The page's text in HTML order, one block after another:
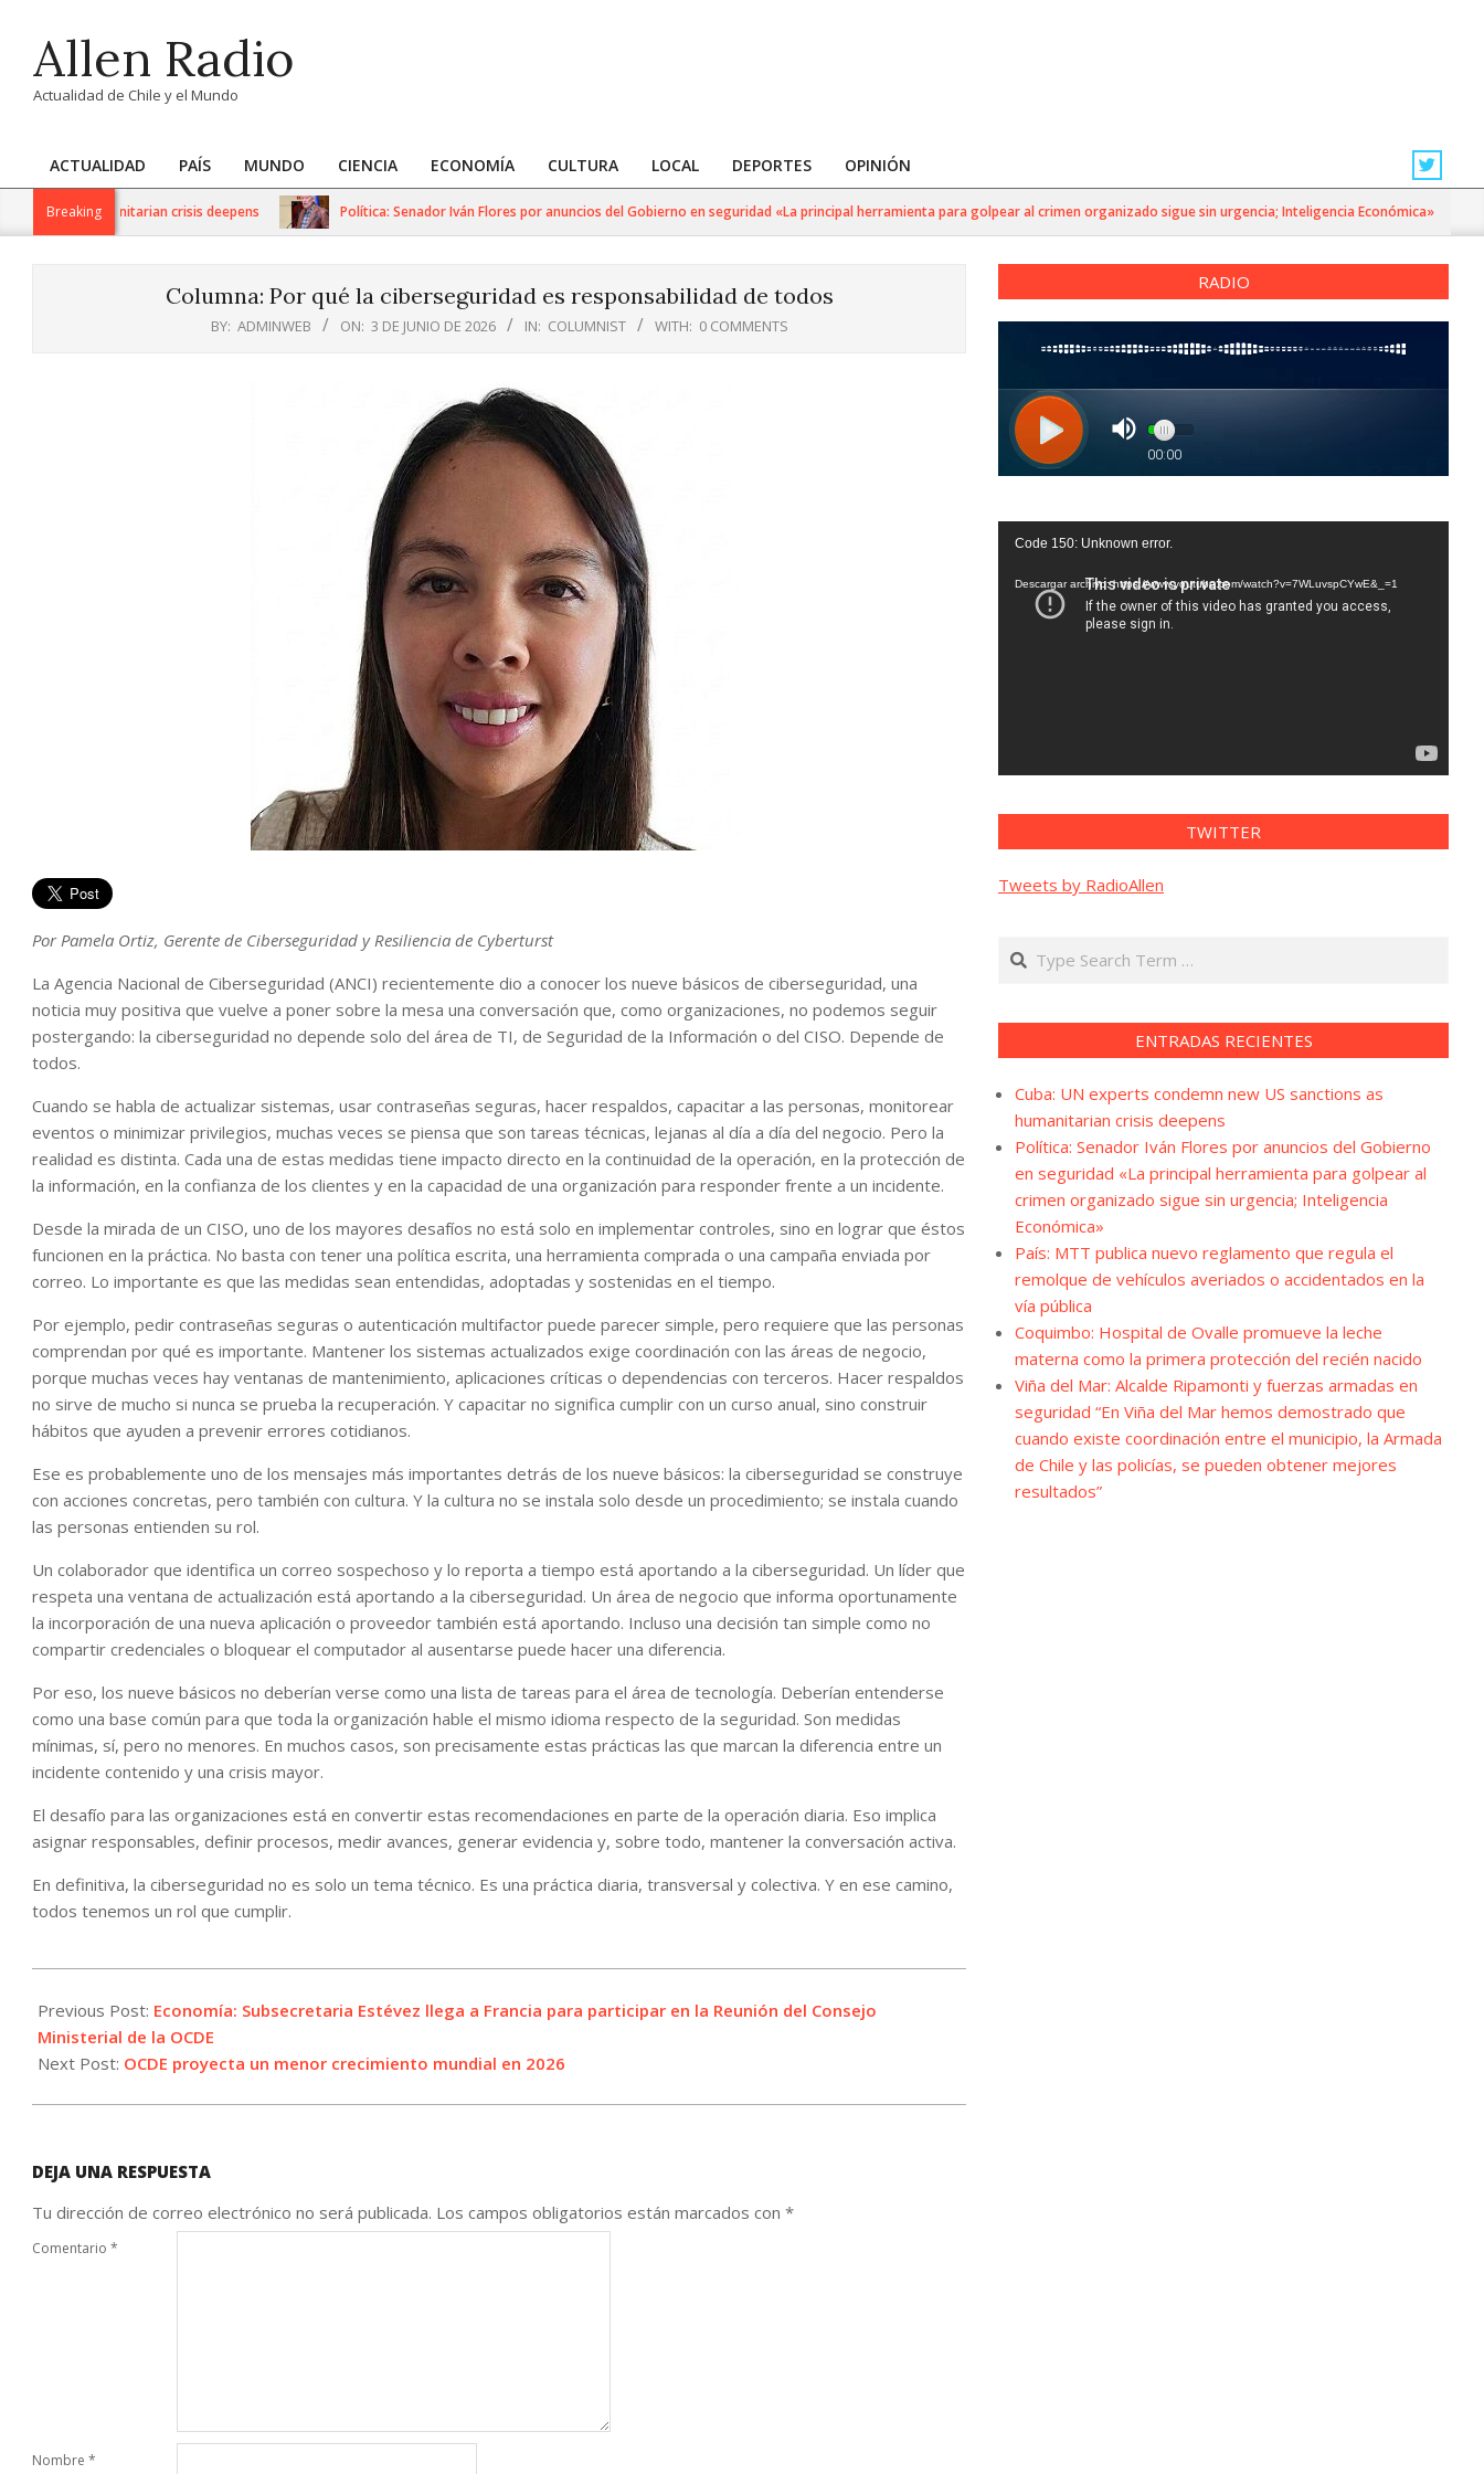
contentAllen Radio
Actualidad de Chile y el Mundo
Primary
Navigation
ACTUALIDAD PAÍS MUNDO CIENCIA ECONOMÍA CULTURA LOCAL DEPORTES OPINIÓN
Breaking
as humanitarian crisis deepens Política: Senador Iván Flores por anuncios del Gobierno en seguridad «La principal herramienta para golpear al crimen organizado sigue sin urgencia; Inteligencia Económica»
Columna: Por qué la ciberseguridad es responsabilidad de todos
BY: ADMINWEB ON: 3 DE JUNIO DE 2026 IN: COLUMNIST WITH: 0 COMMENTS
Por Pamela Ortiz, Gerente de Ciberseguridad y Resiliencia de Cyberturst
La Agencia Nacional de Ciberseguridad (ANCI) recientemente dio a conocer los nueve básicos de ciberseguridad, una
noticia muy positiva que vuelve a poner sobre la mesa una conversación que, como organizaciones, no podemos seguir
postergando: la ciberseguridad no depende solo del área de TI, de Seguridad de la Información o del CISO. Depende de
todos.
Cuando se habla de actualizar sistemas, usar contraseñas seguras, hacer respaldos, capacitar a las personas, monitorear
eventos o minimizar privilegios, muchas veces se piensa que son tareas técnicas, lejanas al día a día del negocio. Pero la
realidad es distinta. Cada una de estas medidas tiene impacto directo en la continuidad de la operación, en la protección de
la información, en la confianza de los clientes y en la capacidad de una organización para responder frente a un incidente.
Desde la mirada de un CISO, uno de los mayores desafíos no está solo en implementar controles, sino en lograr que éstos
funcionen en la práctica. No basta con tener una política escrita, una herramienta comprada o una campaña enviada por
correo. Lo importante es que las medidas sean entendidas, adoptadas y sostenidas en el tiempo.
Por ejemplo, pedir contraseñas seguras o autenticación multifactor puede parecer simple, pero requiere que las personas
comprendan por qué es importante. Mantener los sistemas actualizados exige coordinación con las áreas de negocio,
porque muchas veces hay ventanas de mantenimiento, aplicaciones críticas o dependencias con terceros. Hacer respaldos
no sirve de mucho si nunca se prueba la recuperación. Y capacitar no significa cumplir con un curso anual, sino construir
hábitos que ayuden a prevenir errores cotidianos.
Ese es probablemente uno de los mensajes más importantes detrás de los nueve básicos: la ciberseguridad se construye
con acciones concretas, pero también con cultura. Y la cultura no se instala solo desde un procedimiento; se instala cuando
las personas entienden su rol.
Un colaborador que identifica un correo sospechoso y lo reporta a tiempo está aportando a la ciberseguridad. Un líder que
respeta una ventana de actualización está aportando a la ciberseguridad. Un área de negocio que informa oportunamente
la incorporación de una nueva aplicación o proveedor también está aportando. Incluso una decisión tan simple como no
compartir credenciales o bloquear el computador al ausentarse puede hacer una diferencia.
Por eso, los nueve básicos no deberían verse como una lista de tareas para el área de tecnología. Deberían entenderse
como una base común para que toda la organización hable el mismo idioma respecto de la seguridad. Son medidas
mínimas, sí, pero no menores. En muchos casos, son precisamente estas prácticas las que marcan la diferencia entre un
incidente contenido y una crisis mayor.
El desafío para las organizaciones está en convertir estas recomendaciones en parte de la operación diaria. Eso implica
asignar responsables, definir procesos, medir avances, generar evidencia y, sobre todo, mantener la conversación activa.
En definitiva, la ciberseguridad no es solo un tema técnico. Es una práctica diaria, transversal y colectiva. Y en ese camino,
todos tenemos un rol que cumplir.
06-
03
Previous Post: Economía: Subsecretaria Estévez llega a Francia para participar en la Reunión del Consejo
Ministerial de la OCDE
Next Post: OCDE proyecta un menor crecimiento mundial en 2026
DEJA UNA RESPUESTA
Tu dirección de correo electrónico no será publicada. Los campos obligatorios están marcados con *
Comentario *
Nombre *
RADIO
Reproductor
vídeo
Code 150: Unknown error.
Descargar archivo: https://www.youtube.com/watch?v=7WLuvspCYwE&_=1
TWITTER
Tweets by RadioAllen
Search
ENTRADAS RECIENTES
Cuba: UN experts condemn new US sanctions as
humanitarian crisis deepens
Política: Senador Iván Flores por anuncios del Gobierno
en seguridad «La principal herramienta para golpear al
crimen organizado sigue sin urgencia; Inteligencia
Económica»
País: MTT publica nuevo reglamento que regula el
remolque de vehículos averiados o accidentados en la
vía pública
Coquimbo: Hospital de Ovalle promueve la leche
materna como la primera protección del recién nacido
Viña del Mar: Alcalde Ripamonti y fuerzas armadas en
seguridad “En Viña del Mar hemos demostrado que
cuando existe coordinación entre el municipio, la Armada
de Chile y las policías, se pueden obtener mejores
resultados”